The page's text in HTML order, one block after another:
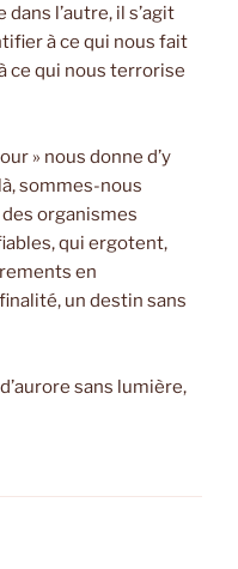
l’autre, il s’agit
à ce qui nous fait
ce qui nous terrorise
» nous donne d’y
sommes-nous
organismes
qui ergotent,
en
un destin sans
sans lumière,